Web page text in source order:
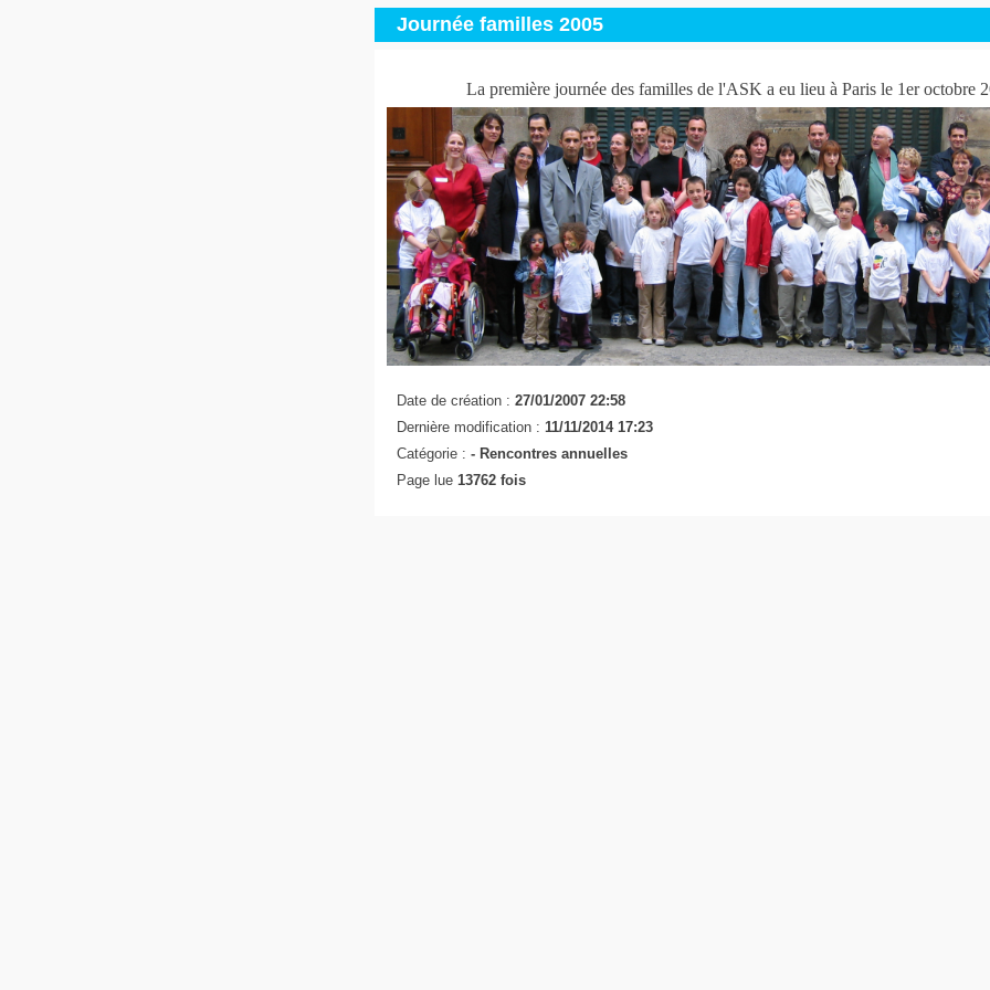
Journée familles 2005
La première journée des familles de l'ASK a eu lieu à Paris le 1er octobre
Date de création : 27/01/2007 22:58
Dernière modification : 11/11/2014 17:23
Catégorie : - Rencontres annuelles
Page lue 13762 fois